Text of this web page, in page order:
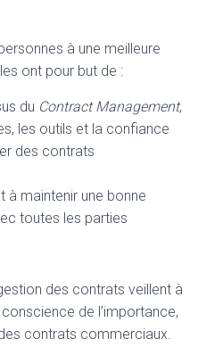
à une meilleure
ont pour but de :
du Contract Management,
les outils et la confiance
des contrats
à maintenir une bonne
toutes les parties
des contrats veillent à
de l’importance,
contrats commerciaux.